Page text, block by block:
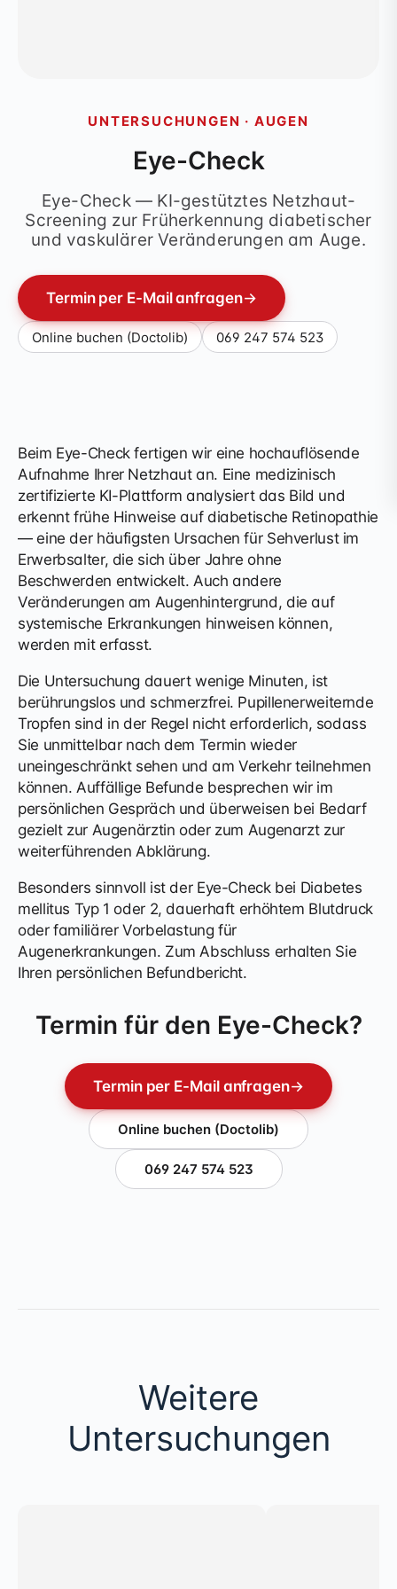
UNTERSUCHUNGEN · AUGEN
Eye-Check
Eye-Check — KI-gestütztes Netzhaut-
Screening zur Früherkennung diabetischer
und vaskulärer Veränderungen am Auge.
Termin per E-Mail anfragen→
Online buchen (Doctolib) 069 247 574 523
Beim Eye-Check fertigen wir eine hochauflösende
Aufnahme Ihrer Netzhaut an. Eine medizinisch
zertifizierte KI-Plattform analysiert das Bild und
erkennt frühe Hinweise auf diabetische Retinopathie
— eine der häufigsten Ursachen für Sehverlust im
Erwerbsalter, die sich über Jahre ohne
Beschwerden entwickelt. Auch andere
Veränderungen am Augenhintergrund, die auf
systemische Erkrankungen hinweisen können,
werden mit erfasst.
Die Untersuchung dauert wenige Minuten, ist
berührungslos und schmerzfrei. Pupillenerweiternde
Tropfen sind in der Regel nicht erforderlich, sodass
Sie unmittelbar nach dem Termin wieder
uneingeschränkt sehen und am Verkehr teilnehmen
können. Auffällige Befunde besprechen wir im
persönlichen Gespräch und überweisen bei Bedarf
gezielt zur Augenärztin oder zum Augenarzt zur
weiterführenden Abklärung.
Besonders sinnvoll ist der Eye-Check bei Diabetes
mellitus Typ 1 oder 2, dauerhaft erhöhtem Blutdruck
oder familiärer Vorbelastung für
Augenerkrankungen. Zum Abschluss erhalten Sie
Ihren persönlichen Befundbericht.
Termin für den Eye-Check?
Termin per E-Mail anfragen→
Online buchen (Doctolib)
069 247 574 523
Weitere
Untersuchungen